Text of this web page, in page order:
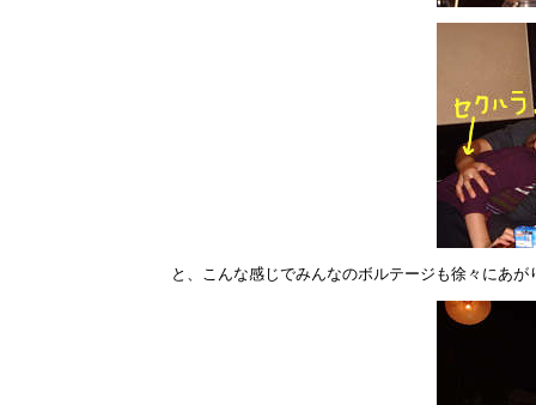
と、こんな感じでみんなのボルテージも徐々にあが